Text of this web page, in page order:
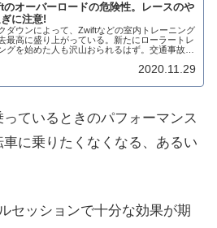
のオーバーロードの危険性。レースのや
に注意!
ダウンによって、Zwiftなどの室内トレーニング
最高に盛り上がっている。新たにローラートレ
グを始めた人も沢山おられるはず。交通事故の
ない。寒い、暑いも関係ないし、冬とかウ...
2020.11.29
ているときのパフォーマンス
に乗りたくなくなる、あるい
セッションで十分な効果が期